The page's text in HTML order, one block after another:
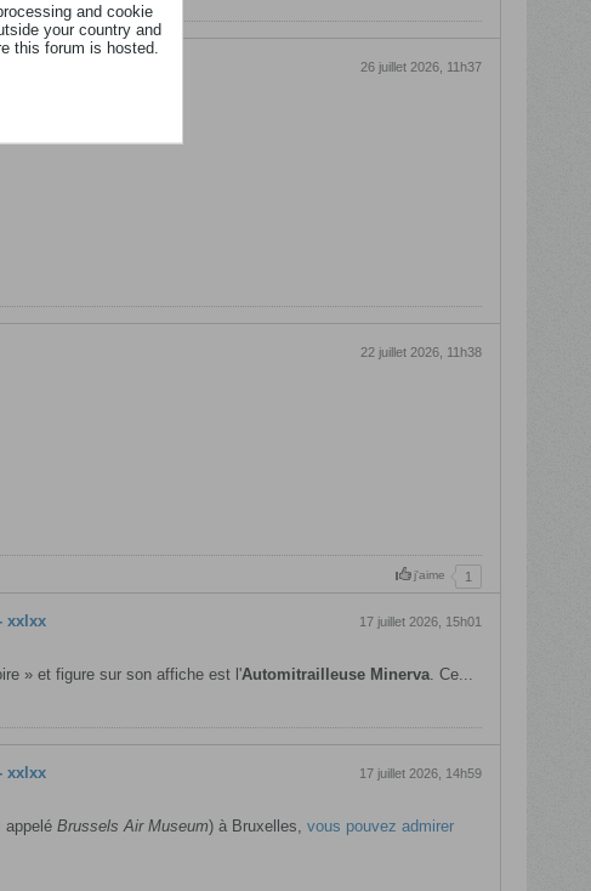
26 juillet 2026, 11h37
22 juillet 2026, 11h38
j'aime 1
xxlxx
17 juillet 2026, 15h01
» et figure sur son affiche est l'Automitrailleuse Minerva. Ce...
xxlxx
17 juillet 2026, 14h59
Brussels Air Museum) à Bruxelles, vous pouvez admirer
and cookie
your country and
this forum is hosted.